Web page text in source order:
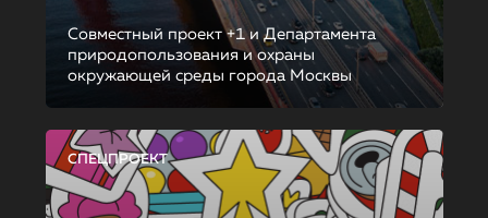
Совместный проект +1 и Департамента
природопользования и охраны
окружающей среды города Москвы
СПЕЦПРОЕКТ